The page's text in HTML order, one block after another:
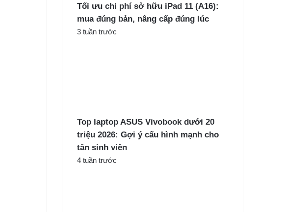
Tối ưu chi phí sở hữu iPad 11 (A16):
mua đúng bản, nâng cấp đúng lúc
3 tuần trước
Top laptop ASUS Vivobook dưới 20
triệu 2026: Gợi ý cấu hình mạnh cho
tân sinh viên
4 tuần trước